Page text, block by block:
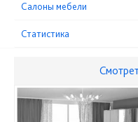
Cалоны мебели
Статистика